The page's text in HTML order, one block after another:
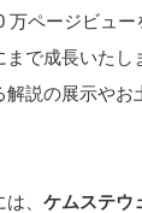
万ページビュ
で成長いたし
解説の展示やお
、 ケムステウ